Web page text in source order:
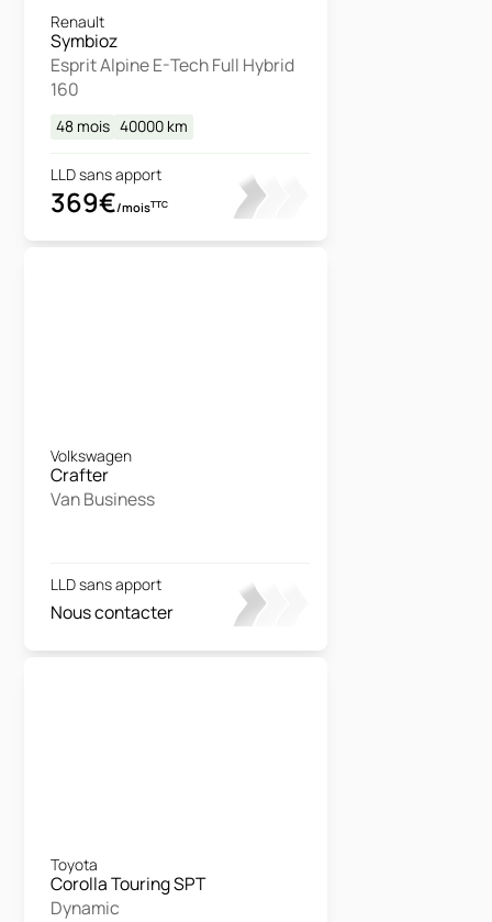
Renault
Symbioz
Esprit Alpine E-Tech Full Hybrid
160
48 mois 40000 km
LLD sans apport
369€/moisTTC
Volkswagen
Crafter
Van Business
LLD sans apport
Nous contacter
Toyota
Corolla Touring SPT
Dynamic